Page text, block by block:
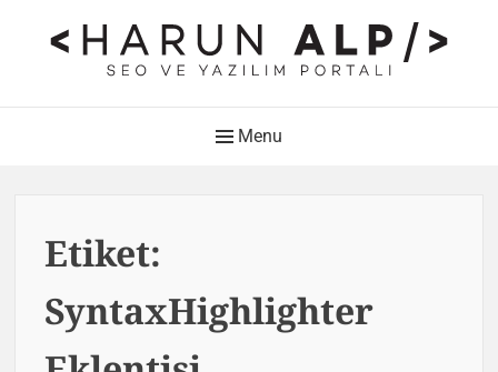
HARUN ALP Kişisel Blog –
SEO ve Yazılım Portalı
Menu
Etiket:
SyntaxHighlighter